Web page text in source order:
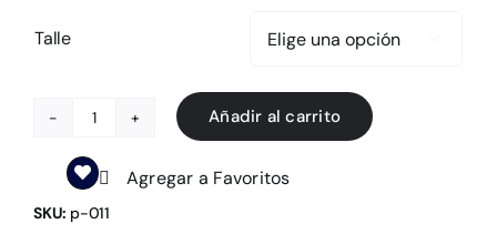
Talle
Camiseta
Alternativa
2020
CCP
Añadir al carrito
Agregar a Favoritos
SKU: p-011